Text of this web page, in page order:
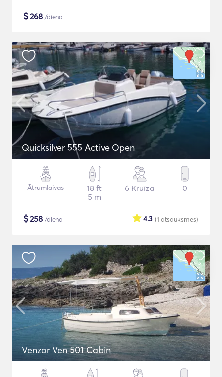
$268 /diena
Quicksilver 555 Active Open
Ātrumlaivas
18 ft
5 m
6 Kruīza 0
$258 /diena (1 atsauksmes)
4.3
Venzor Ven 501 Cabin